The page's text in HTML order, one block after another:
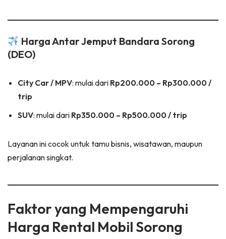
Harga Antar Jemput Bandara Sorong
(DEO)
City Car / MPV: mulai dari Rp200.000 – Rp300.000 /
trip
SUV: mulai dari Rp350.000 – Rp500.000 / trip
Layanan ini cocok untuk tamu bisnis, wisatawan, maupun
perjalanan singkat.
Faktor yang Mempengaruhi
Harga Rental Mobil Sorong